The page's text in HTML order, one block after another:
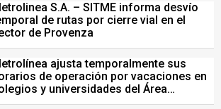
S.A. – SITME informa desvío
de rutas por cierre vial en el
de Provenza
ajusta temporalmente sus
de operación por vacaciones en
y universidades del Área
de Bucaramanga.